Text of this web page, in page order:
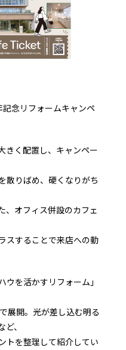
念リフォームキャンペ
きく配置し、キャンペー
散りばめ、硬くなりがち
、オフィス併設のカフェ
スすることで来店への動
を活かすリフォーム」
開。光が差し込む明る
、
トを整理して紹介してい